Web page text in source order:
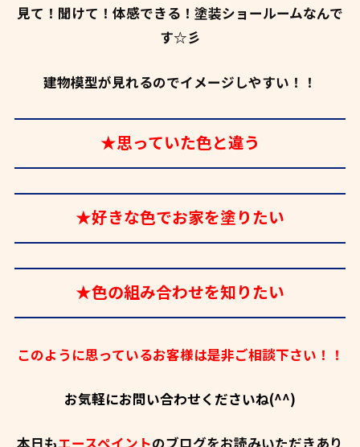
見て！聞けて！体感できる！塗装ショールームなんで
す☆彡
建物模型が見れるのでイメージしやすい！！
★思っていた色と違う
★好きな色でお家を塗りたい
★色の組み合わせを知りたい
このように思っているお客様は是非ご相談下さい！！
お気軽にお問い合わせくださいね(^^)
本日もエースペイントのブログをお読みいただきあり